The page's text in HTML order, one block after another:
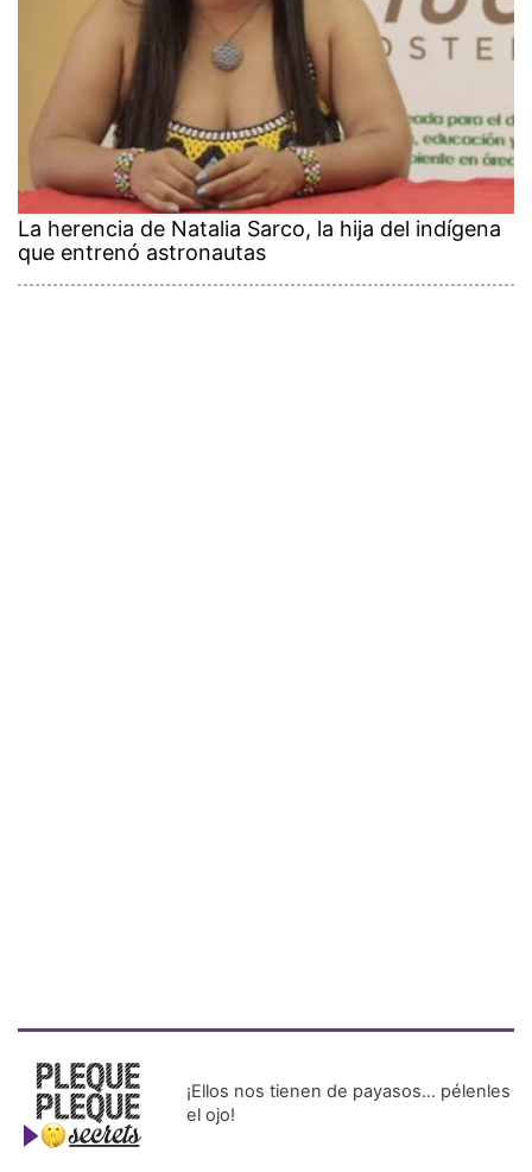
La herencia de Natalia Sarco, la hija del indígena
que entrenó astronautas
¡Ellos nos tienen de payasos… pélenles
el ojo!